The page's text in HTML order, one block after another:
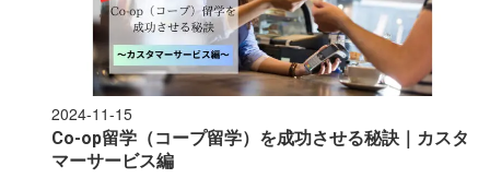
2024-11-15
Co-op留学（コープ留学）を成功させる秘訣｜カスタ
マーサービス編